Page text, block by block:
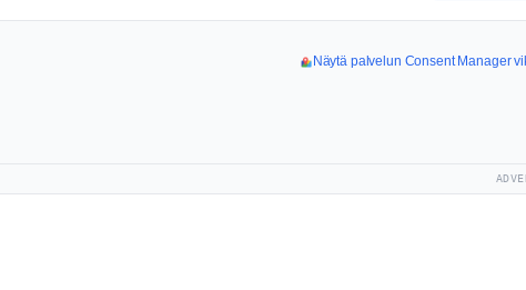
Näytä palvelun Consent Manager